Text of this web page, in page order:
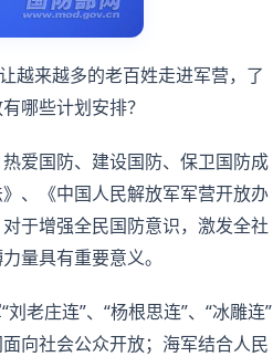
越来越多的老百姓走进军营，了
哪些计划安排？
爱国防、建设国防、保卫国防成
、《中国人民解放军军营开放办
于增强全民国防意识，激发全社
量具有重要意义。
老庄连”、“杨根思连”、“冰雕连”
向社会公众开放；海军结合人民